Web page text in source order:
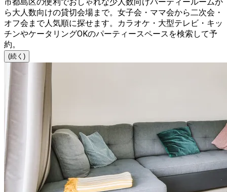
ら大人数向けの貸切会場まで。女子会・ママ会から二次会・
オフ会まで人気順に探せます。カラオケ・大型テレビ・キッ
チンやケータリングOKのパーティースペースを検索して予
約。
(続く)